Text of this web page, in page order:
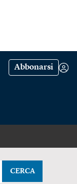
Abbonarsi
CERCA